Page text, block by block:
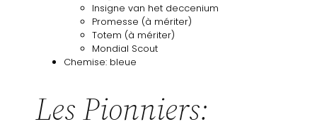
Insigne van het deccenium
Promesse (à mériter)
Totem (à mériter)
Mondial Scout
Chemise: bleue
Les Pionniers: